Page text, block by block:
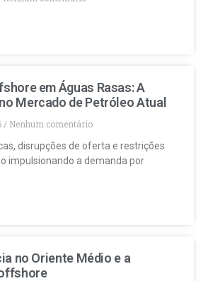
em Águas Rasas: A
Mercado de Petróleo Atual
Nenhum comentário
disrupções de oferta e restrições
impulsionando a demanda por
no Oriente Médio e a